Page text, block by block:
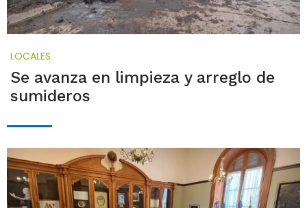
LOCALES
Se avanza en limpieza y arreglo de
sumideros